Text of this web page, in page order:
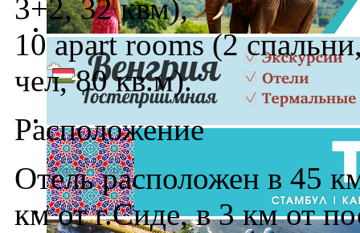
3+2, 32 квм),
10 apart rooms (2
чел, 80 кв.м).
Расположение
Отель расположен в 45
км от г.Сиде, в 3 км от